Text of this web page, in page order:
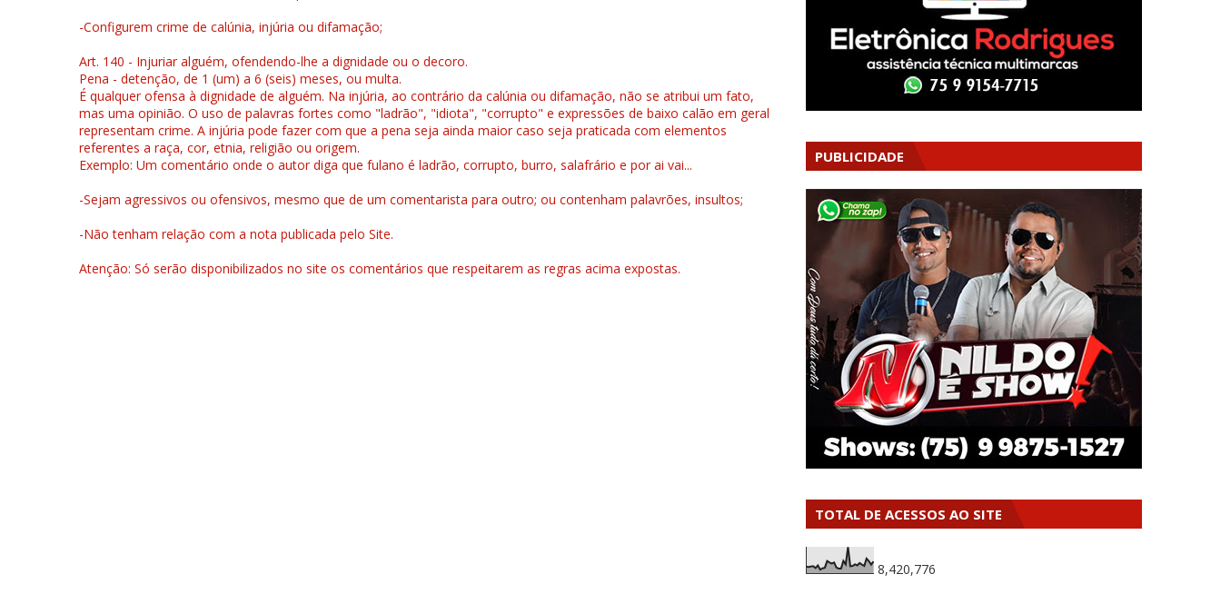
-Configurem crime de calúnia, injúria ou difamação;
Art. 140 - Injuriar alguém, ofendendo-lhe a dignidade ou o decoro.
Pena - detenção, de 1 (um) a 6 (seis) meses, ou multa.
É qualquer ofensa à dignidade de alguém. Na injúria, ao contrário da calúnia ou difamação, não se atribui um fato,
mas uma opinião. O uso de palavras fortes como "ladrão", "idiota", "corrupto" e expressões de baixo calão em geral
representam crime. A injúria pode fazer com que a pena seja ainda maior caso seja praticada com elementos
referentes a raça, cor, etnia, religião ou origem.
Exemplo: Um comentário onde o autor diga que fulano é ladrão, corrupto, burro, salafrário e por ai vai...
-Sejam agressivos ou ofensivos, mesmo que de um comentarista para outro; ou contenham palavrões, insultos;
-Não tenham relação com a nota publicada pelo Site.
Atenção: Só serão disponibilizados no site os comentários que respeitarem as regras acima expostas.
PUBLICIDADE
TOTAL DE ACESSOS AO SITE
8,420,776